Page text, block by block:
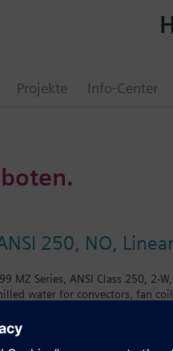
Projekte Info-Center
250, NO,
MZ Series, ANSI Class 250, 2-
water for convectors, fan